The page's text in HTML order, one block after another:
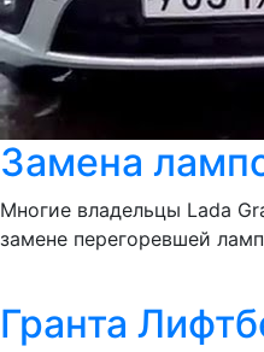
Замена
Многие владельцы Lada
замене перегоревшей
Гранта